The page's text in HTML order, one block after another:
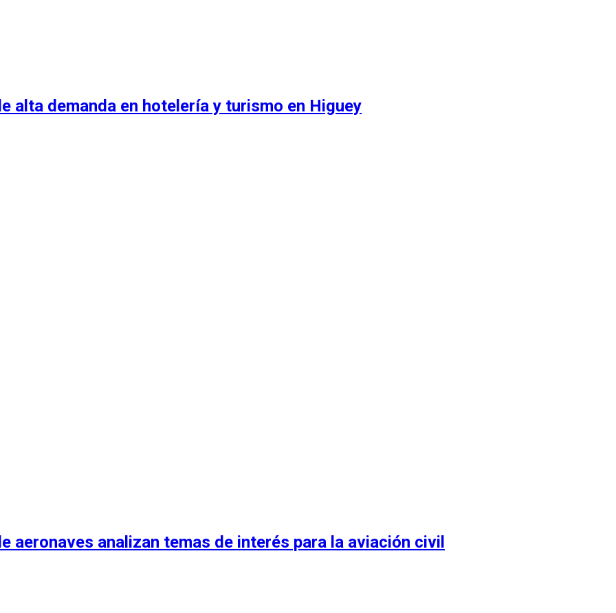
alta demanda en hotelería y turismo en Higuey
aeronaves analizan temas de interés para la aviación civil